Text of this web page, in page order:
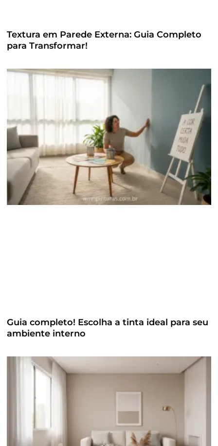
Textura em Parede Externa: Guia Completo
para Transformar!
Guia completo! Escolha a tinta ideal para seu
ambiente interno